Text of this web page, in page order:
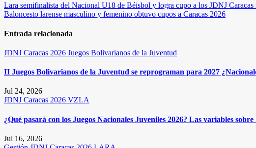
Navegación
de
entradas
Lara semifinalista del Nacional U18 de Béisbol y logra cupo a los JDNJ Caracas
Baloncesto larense masculino y femenino obtuvo cupos a Caracas 2026
Entrada relacionada
JDNJ Caracas 2026 Juegos Bolivarianos de la Juventud
II Juegos Bolivarianos de la Juventud se reprograman para 2027
Jul 24, 2026
JDNJ Caracas 2026 VZLA
¿Qué pasará con los Juegos Nacionales Juveniles 2026? Las variables
Jul 16, 2026